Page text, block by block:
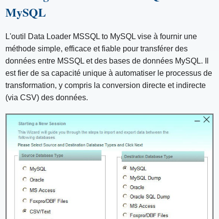
MySQL
L'outil Data Loader MSSQL to MySQL vise à fournir une
méthode simple, efficace et fiable pour transférer des
données entre MSSQL et des bases de données MySQL. Il
est fier de sa capacité unique à automatiser le processus de
transformation, y compris la conversion directe et indirecte
(via CSV) des données.